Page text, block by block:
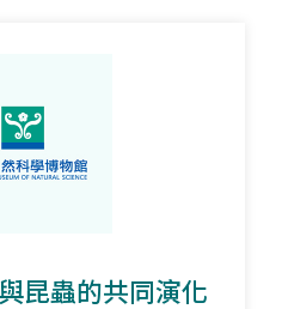
昆蟲的共同演化